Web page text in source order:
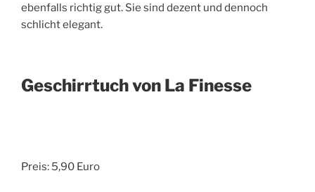
ebenfalls richtig gut. Sie sind dezent und dennoch
schlicht elegant.
Geschirrtuch von La Finesse
Preis: 5,90 Euro